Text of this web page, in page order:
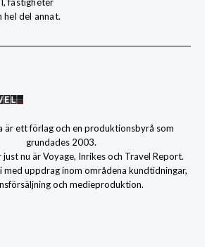
hel del annat.
är ett förlag och en produktionsbyrå som
grundades 2003.
nu är Voyage, Inrikes och Travel Report.
uppdrag inom områdena kundtidningar,
och medieproduktion.